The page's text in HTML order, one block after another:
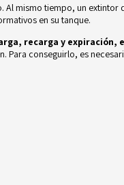
Al mismo tiempo, un
en su tanque.
recarga y
Para conseguirlo, es